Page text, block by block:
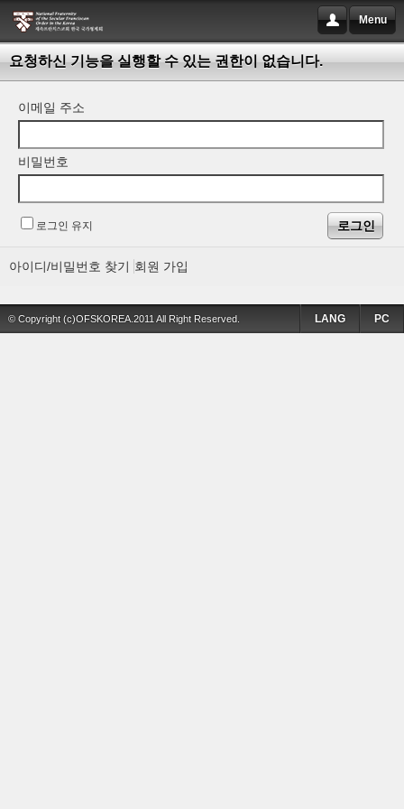
Menu
요청하신 기능을 실행할 수 있는 권한이 없습니다.
이메일 주소
비밀번호
로그인 유지
아이디/비밀번호 찾기 회원 가입
© Copyright (c)OFSKOREA.2011 All Right Reserved. PC
LANG